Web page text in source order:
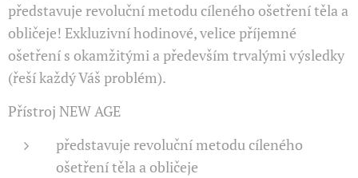
představuje revoluční metodu cíleného ošetření těla a
obličeje! Exkluzivní hodinové, velice příjemné
ošetření s okamžitými a především trvalými výsledky
(řeší každý Váš problém).
Přístroj NEW AGE
představuje revoluční metodu cíleného
ošetření těla a obličeje